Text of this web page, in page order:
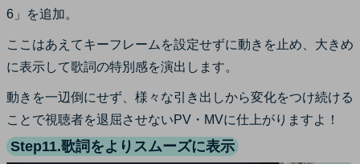
6」を追加。
ここはあえてキーフレームを設定せずに動きを止め、大きめ
に表示して歌詞の特別感を演出します。
動きを一辺倒にせず、様々な引き出しから変化をつけ続ける
ことで視聴者を退屈させないPV・MVに仕上がりますよ！
Step11.歌詞をよりスムーズに表示